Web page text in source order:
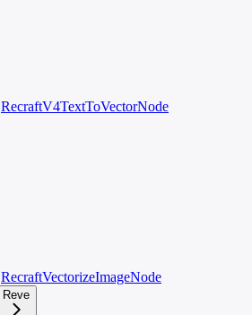
RecraftV4TextToVectorNode
RecraftVectorizeImageNode
Reve